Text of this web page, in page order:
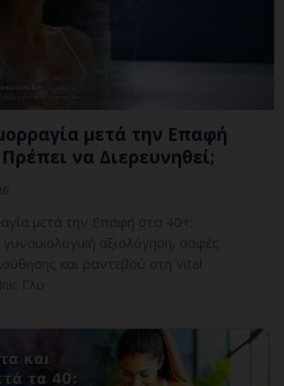
μετά την Επαφή
να Διερευνηθεί;
μετά την Επαφή στα 40+:
γυναικολογική αξιολόγηση, σαφές
και ραντεβού στη Vital
Γλυ